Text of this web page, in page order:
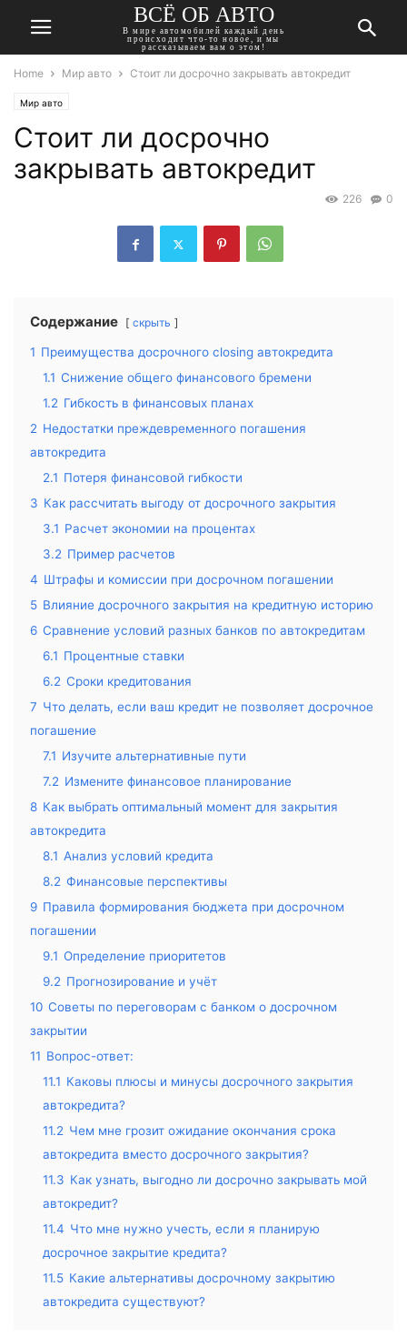
ВСЁ ОБ АВТО
В мире автомобилей каждый день
происходит что-то новое, и мы
рассказываем вам о этом!
Home Мир авто Стоит ли досрочно закрывать автокредит
Мир авто
Стоит ли досрочно
закрывать автокредит
0
226
Содержание скрыть
1 Преимущества досрочного closing автокредита
1.1 Снижение общего финансового бремени
1.2 Гибкость в финансовых планах
2 Недостатки преждевременного погашения
автокредита
2.1 Потеря финансовой гибкости
3 Как рассчитать выгоду от досрочного закрытия
3.1 Расчет экономии на процентах
3.2 Пример расчетов
4 Штрафы и комиссии при досрочном погашении
5 Влияние досрочного закрытия на кредитную историю
6 Сравнение условий разных банков по автокредитам
6.1 Процентные ставки
6.2 Сроки кредитования
7 Что делать, если ваш кредит не позволяет досрочное
погашение
7.1 Изучите альтернативные пути
7.2 Измените финансовое планирование
8 Как выбрать оптимальный момент для закрытия
автокредита
8.1 Анализ условий кредита
8.2 Финансовые перспективы
9 Правила формирования бюджета при досрочном
погашении
9.1 Определение приоритетов
9.2 Прогнозирование и учёт
10 Советы по переговорам с банком о досрочном
закрытии
11 Вопрос-ответ:
11.1 Каковы плюсы и минусы досрочного закрытия
автокредита?
11.2 Чем мне грозит ожидание окончания срока
автокредита вместо досрочного закрытия?
11.3 Как узнать, выгодно ли досрочно закрывать мой
автокредит?
11.4 Что мне нужно учесть, если я планирую
досрочное закрытие кредита?
11.5 Какие альтернативы досрочному закрытию
автокредита существуют?